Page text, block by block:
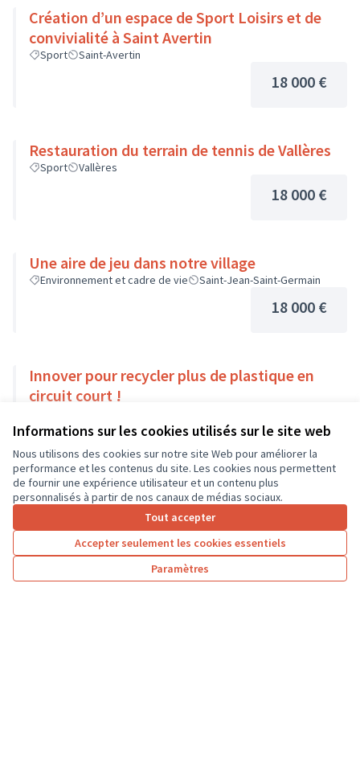
Informations sur les cookies utilisés sur le site web
Nous utilisons des cookies sur notre site Web pour améliorer la
performance et les contenus du site. Les cookies nous permettent
de fournir une expérience utilisateur et un contenu plus
personnalisés à partir de nos canaux de médias sociaux.
Tout accepter
Accepter seulement les cookies essentiels
Paramètres
Création d’un espace de Sport Loisirs et de
convivialité à Saint Avertin
Sport Saint-Avertin
18 000 €
Restauration du terrain de tennis de Vallères
Sport Vallères
18 000 €
Une aire de jeu dans notre village
Environnement et cadre de vie Saint-Jean-Saint-Germain
18 000 €
Innover pour recycler plus de plastique en
circuit court !
18 000 €
Résultats par page : 25
1 2 3 4